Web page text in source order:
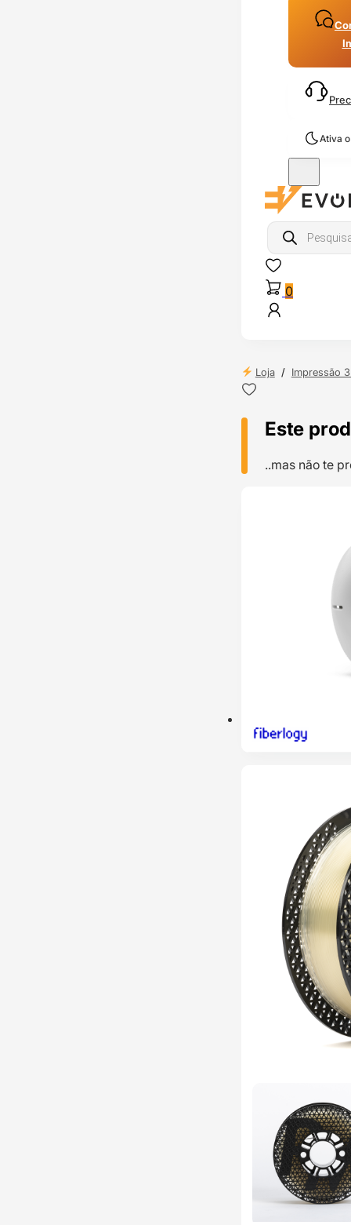
Ativa
Products
search
0
Loja / Impressão
Este
..mas não te